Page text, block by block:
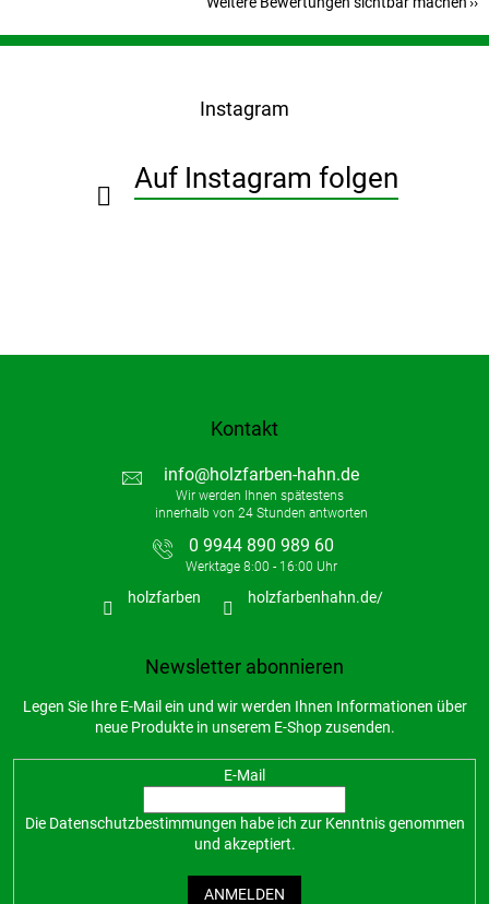
F
Instagram
Auf Instagram folgen
Kontakt
info@holzfarben-hahn.de
0 9944 890 989 60
holzfarben holzfarbenhahn.de/
Newsletter abonnieren
Legen Sie Ihre E-Mail ein und wir werden Ihnen Informationen über
neue Produkte in unserem E-Shop zusenden.
E-Mail
Die Datenschutzbestimmungen habe ich zur Kenntnis genommen
und akzeptiert.
ANMELDEN